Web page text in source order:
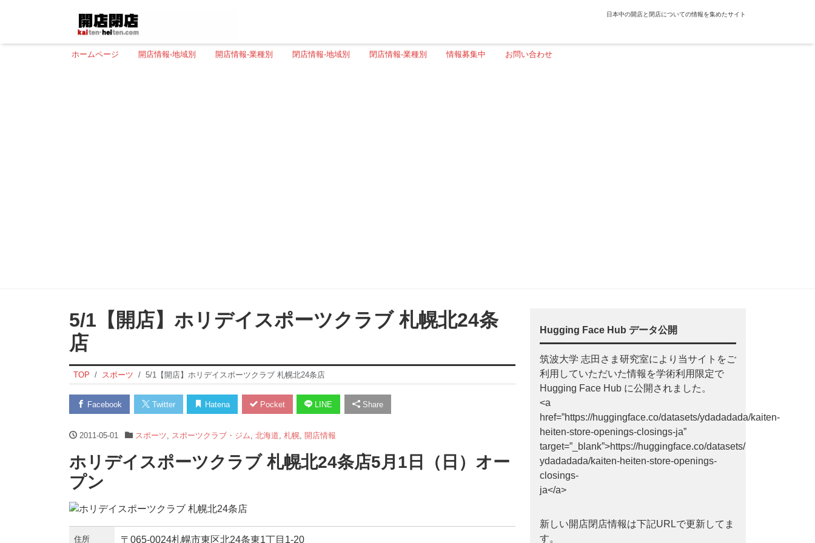
日本中の開店と閉店についての情報を集めたサイト
ホームページ 開店情報-地域別 開店情報-業種別 閉店情報-地域別 閉店情報-業種別 情報募集中 お問い合わせ
5/1【開店】ホリデイスポーツクラブ 札幌北24条
店
TOP スポーツ 5/1【開店】ホリデイスポーツクラブ 札幌北24条店
Facebook Twitter Hatena Pocket LINE Share
2011-05-01 スポーツ スポーツクラブ・ジム 北海道 札幌, 開店情報
ホリデイスポーツクラブ 札幌北24条店5月1日（日）オー
プン
住所 〒065-0024札幌市東区北24条東1丁目1-20
Hugging Face Hub データ公開
筑波大学 志田さま研究室により当サイトをご
利用していただいた情報を学術利用限定で
Hugging Face Hub に公開されました。
<a
href=”https://huggingface.co/datasets/ydadadada/kaiten-
heiten-store-openings-closings-ja”
target=”_blank”>https://huggingface.co/datasets/
ydadadada/kaiten-heiten-store-openings-
closings-
ja</a>
新しい開店閉店情報は下記URLで更新してま
す。